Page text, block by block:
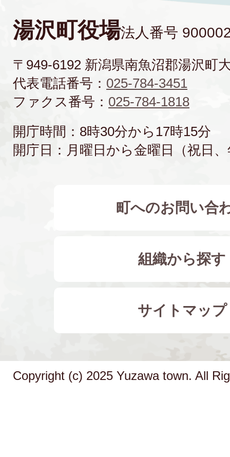
湯沢町役場法人番号
〒949-6192 新潟県南魚沼郡湯沢町
代表電話番号： 025-784-3451
ファクス番号： 025-784-1818
開庁時間：8時30分から17時15分
開庁日：月曜日から金曜日（祝日
町へのお問い合
組織から探す
サイトマップ
Copyright (c) 2025 Yuzawa town. All